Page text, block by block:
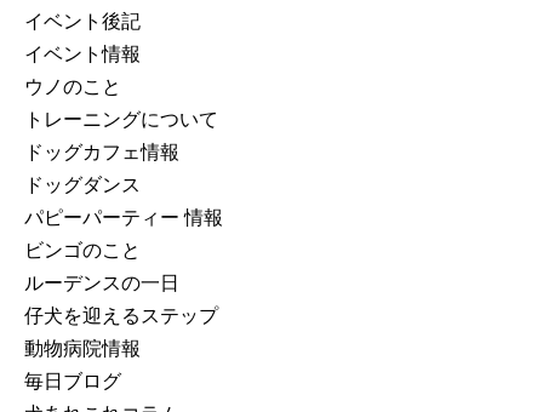
イベント後記
イベント情報
ウノのこと
トレーニングについて
ドッグカフェ情報
ドッグダンス
パピーパーティー 情報
ビンゴのこと
ルーデンスの一日
仔犬を迎えるステップ
動物病院情報
毎日ブログ